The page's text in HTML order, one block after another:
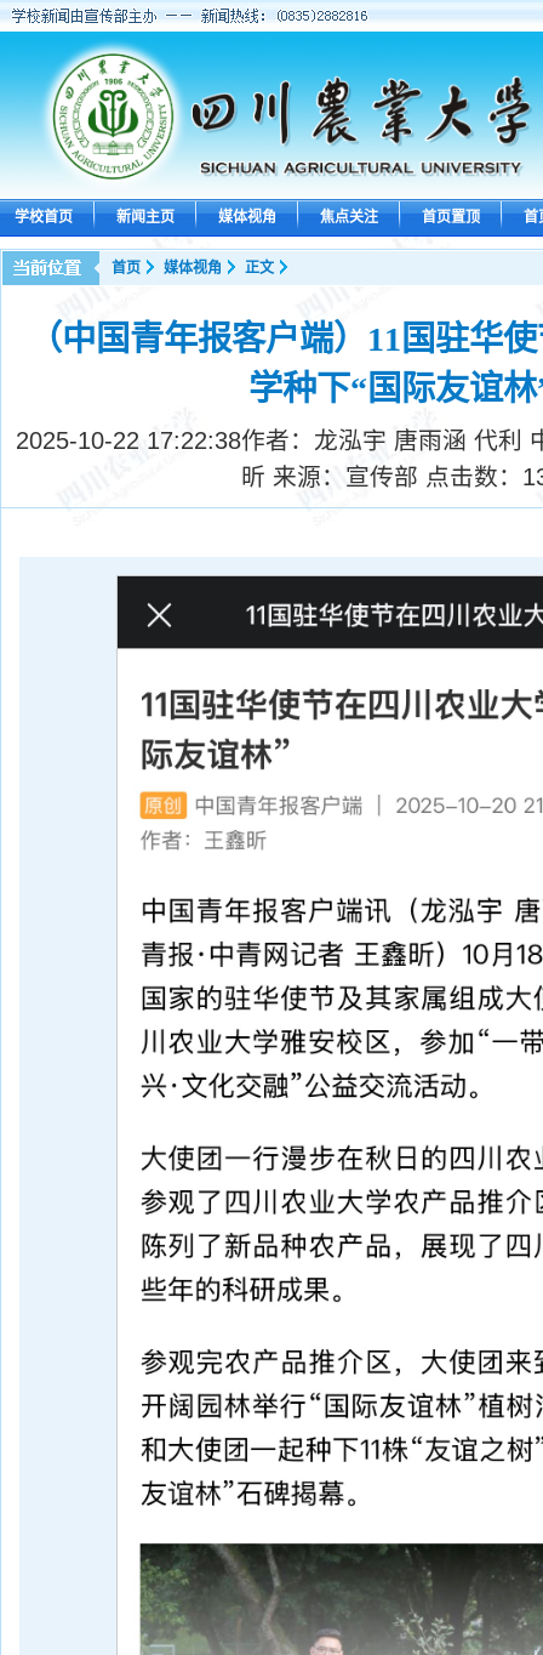
学校首页 新闻主页 媒体视角 焦点关注 首页置顶 首
首页 媒体视角 正文
（中国青年报客户端）11国驻华
学种下“国际友谊林
2025-10-22 17:22:38作者：龙泓宇 唐雨涵 代利
昕 来源：宣传部 点击数：